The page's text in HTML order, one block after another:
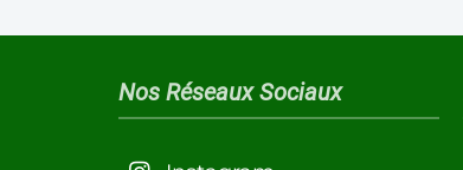
Nos Réseaux Sociaux